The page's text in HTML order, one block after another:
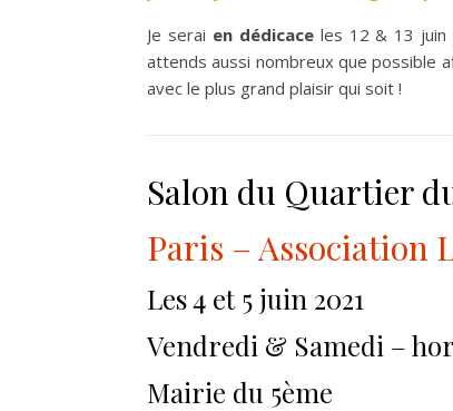
Je serai en dédicaceles 12 & 13 juin
attends aussi nombreux que possible
avec le plus grand plaisir qui soit !
Salon du Quartier
Paris – Association
Les 4 et 5 juin 2021
Vendredi & Samedi –
Mairie du 5ème